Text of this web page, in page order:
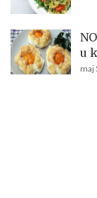
u
maj